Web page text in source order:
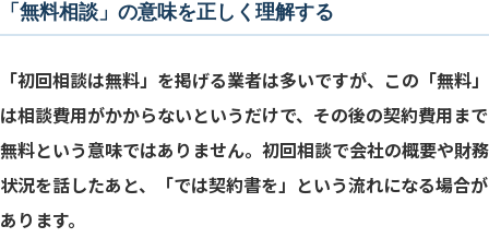
「無料相談」の意味を正しく理解する
「初回相談は無料」を掲げる業者は多いですが、この「無料」
は相談費用がかからないというだけで、その後の契約費用まで
無料という意味ではありません。初回相談で会社の概要や財務
状況を話したあと、「では契約書を」という流れになる場合が
あります。